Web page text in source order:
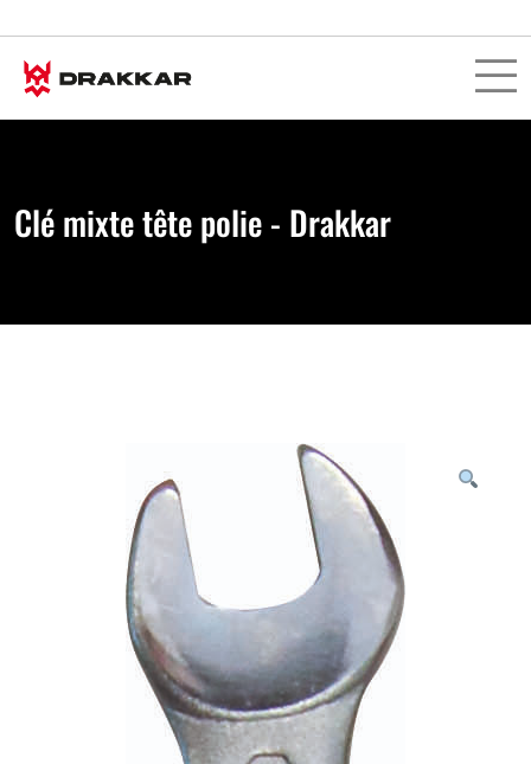
Clé mixte tête polie - Drakkar